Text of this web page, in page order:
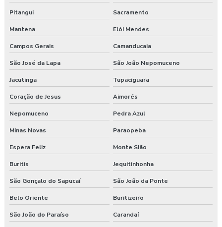
Programa de gerenciamento de riscos ocupacionais
Programa pgr
Programa de prevenção de riscos ergonômicos
Programas de segurança do trabalho na construção civil
Proposta de consultoria segurança do trabalho
Segurança e medicina do trabalho
Serviço de higiene e segurança no trabalho
Serviço de segurança do trabalho
Serviços de consultoria em segurança do trabalho
Treinamento de epi nr 6
Pitangui Sacramento
Mantena Elói Mendes
Campos Gerais Camanducaia
São José da Lapa São João Nepomuceno
Jacutinga Tupaciguara
Coração de Jesus Aimorés
Nepomuceno Pedra Azul
Minas Novas Paraopeba
Espera Feliz Monte Sião
Buritis Jequitinhonha
São Gonçalo do Sapucaí São João da Ponte
Belo Oriente Buritizeiro
São João do Paraíso Carandaí